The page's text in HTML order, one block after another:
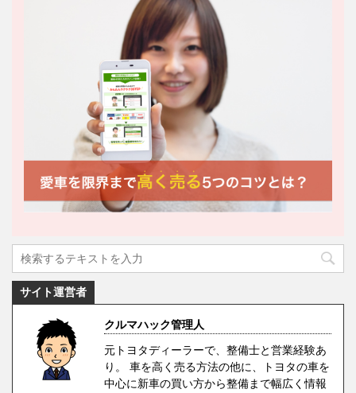
サイト運営者
クルマハック管理人
元トヨタディーラーで、整備士と営業経験あ
り。 車を高く売る方法の他に、トヨタの車を
中心に新車の買い方から整備まで幅広く情報